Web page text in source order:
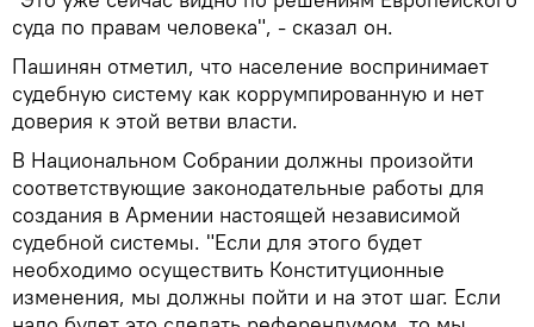
суда по правам человека", - сказал он.
Пашинян отметил, что население воспринимает
судебную систему как коррумпированную и нет
доверия к этой ветви власти.
В Национальном Собрании должны произойти
соответствующие законодательные работы для
создания в Армении настоящей независимой
судебной системы. "Если для этого будет
необходимо осуществить Конституционные
изменения, мы должны пойти и на этот шаг. Если